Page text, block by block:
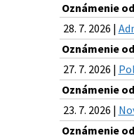
Oznámenie
28. 7. 2026 |
Oznámenie
27. 7. 2026 |
Oznámenie
23. 7. 2026 |
Oznámenie